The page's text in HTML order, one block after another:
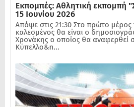
Εκπομπές: Αθλητική εκπομπή
15 Ιουνίου 2026
Απόψε στις 21:30 Στο πρώτο
καλεσμένος θα είναι ο
Χρονάκης ο οποίος θα αναφερθεί
Κύπελλο&n...